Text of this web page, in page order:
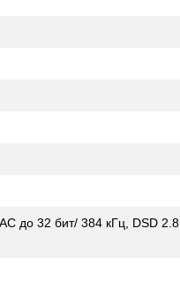
до 32 бит/ 384 кГц, DSD